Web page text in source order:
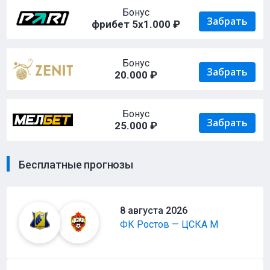
Бонус
фрибет 5х1.000 ₽ Забрать
Бонус
20.000 ₽ Забрать
Бонус
25.000 ₽ Забрать
Бесплатные прогнозы
8 августа 2026
ФК Ростов — ЦСКА М